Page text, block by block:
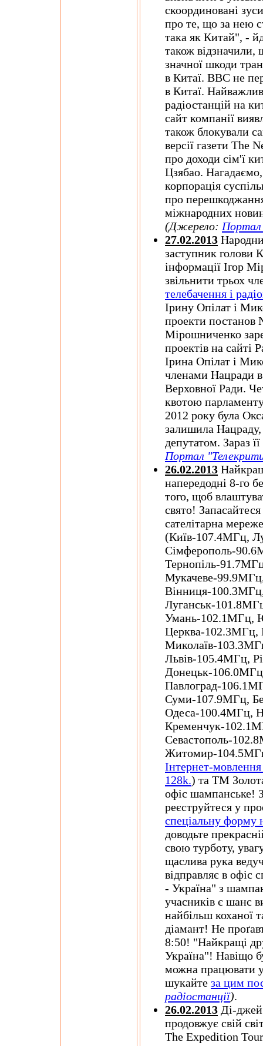
скоординовані
про те, що за нею
така як Китай", -
також відзначили,
значної шкоди
в Китаї. ВВС не
в Китаї.
радіостанцій на
сайт компанії
також блокували
версії газети The
про доходи сім'ї
Цзябао.
корпорація
про
міжнародних
(Джерело: Портал
27.02.2013
заступник голови
інформації Ігор
звільнити трьох
телебачення і
Ірину Опілат і
проекти
Мірошниченко
проектів на сайті
Ірина Опілат і
членами Нацради
Верховної Ради.
квотою
2012 року була
залишила
депутатом. Зараз
Портал
26.02.2013
напередодні 8-го
того, щоб
свято!
сателітарна
(Київ-107.4МГц,
Сімферополь-
Тернопіль-
Мукачеве-
Вінниця-
Луганськ-
Умань-102.1МГц,
Церква-
Миколаїв-
Львів-105.4МГц,
Донецьк-
Павлоград-
Суми-107.9МГц,
Одеса-100.4МГц,
Кременчук-
Севастополь-
Житомир-
Інтернет-
128k.) та ТМ
офіс шампанське!
реєструйтеся у
спеціальну форму
доводьте
свою турботу,
щаслива рука
відправляє в офіс
- Україна" з
учасників є шанс
найбільш коханої
діамант! Не
8:50! "Найкращі
Україна"! Навіщо
можна працювати
шукайте за цим
радіостанції).
26.02.2013 Ді-
продовжує свій
The Expedition